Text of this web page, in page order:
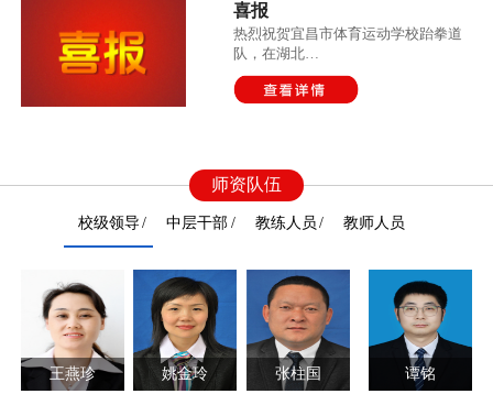
喜报
热烈祝贺宜昌市体育运动学校跆拳道
队，在湖北…
师资队伍
校级领导 中层干部 教练人员 教师人员
王燕珍 姚金玲 张柱国 谭铭